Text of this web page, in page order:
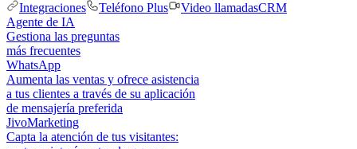
Integraciones
Teléfono Plus Video llamadasCRM
Agente de IA
Gestiona las preguntas
más frecuentes
WhatsApp
Aumenta las ventas y ofrece asistencia
a tus clientes a través de su aplicación
de mensajería preferida
JivoMarketing
Capta la atención de tus visitantes: